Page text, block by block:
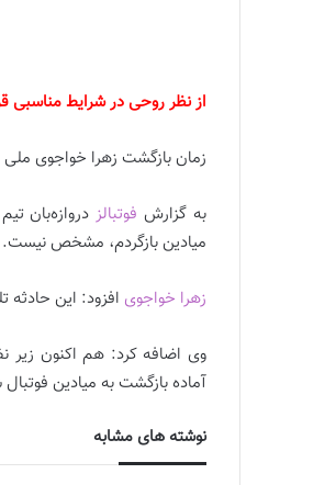
از نظر روحی در شرایط مناسبی
زمان بازگشت زهرا خواجوی ملی
به گزارش فوتبالزدروازه‌بان
میادین بازگردم، مشخص نیست.
زهرا خواجوی افزود: این
وی اضافه کرد: هم اکنون زیر
آماده بازگشت به میادین
نوشته های مشابه